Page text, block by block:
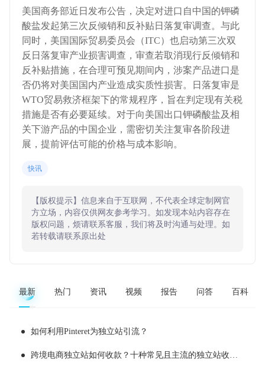
美国商务部近日发布公告，决定对进口自中国的钾磷
酸盐发起第三次反倾销和反补贴日落复审调查。与此
同时，美国国际贸易委员会（ITC）也启动第三次双
反日落复审产业损害调查，审查若取消现行反倾销和
反补贴措施，在合理可预见期间内，涉案产品进口是
否仍将对美国国内产业造成实质性损害。日落复审是
WTO贸易救济框架下的常规程序，旨在判定现有关税
措施是否有必要延续。对于向美国出口钾磷酸盐及相
关下游产品的中国企业，需密切关注复审各阶段进
展，提前评估可能的价格与成本影响。
快讯
【版权提示】信息来自于互联网，不代表全球定制网官
方立场，内容仅供网友参考学习。如发现本站内容存在
版权问题，烦请联系客服，我们将及时沟通与处理。如
若转载请联系原出处
最新 热门 资讯 视频 报告 问答 百科
如何利用Pinteret为独立站引流？
跨境电商独立站如何收款？十种常见且主流的独立站收款工具推荐